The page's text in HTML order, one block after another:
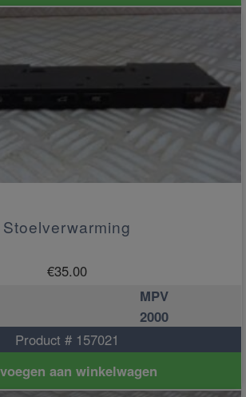
Stoelverwarming
€35.00
MPV
2000
Product # 157021
aan winkelwagen